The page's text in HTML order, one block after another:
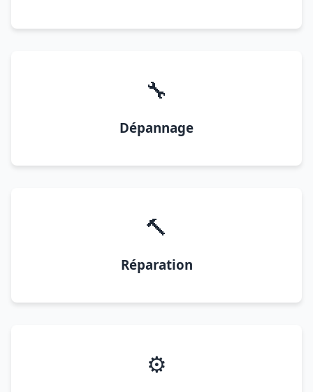
🔧
Dépannage
🔨
Réparation
⚙️